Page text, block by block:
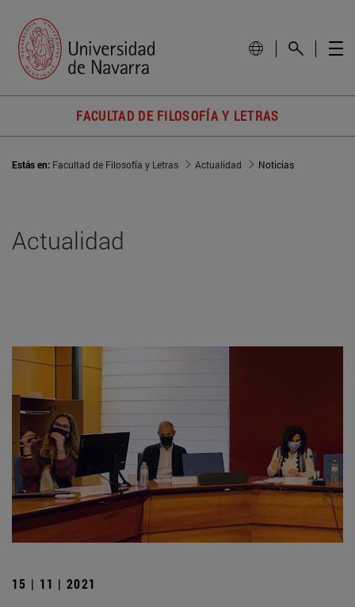
FACULTAD DE FILOSOFÍA Y LETRAS
Estás en: Facultad de Filosofía y Letras Actualidad Noticias
Actualidad
15 | 11 | 2021